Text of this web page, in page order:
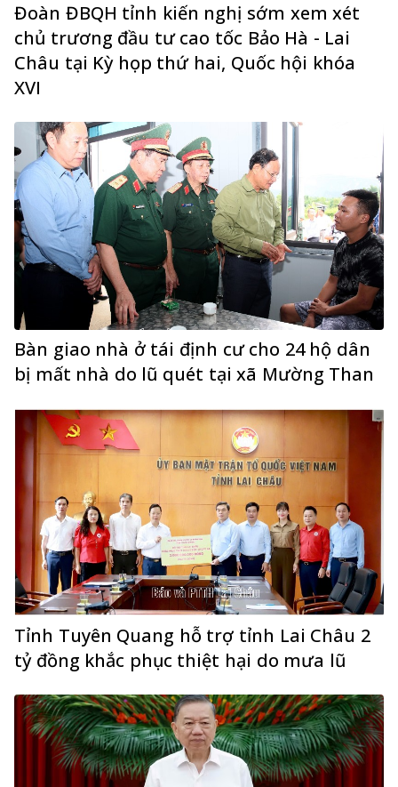
Đoàn ĐBQH tỉnh kiến nghị sớm xem xét
chủ trương đầu tư cao tốc Bảo Hà - Lai
Châu tại Kỳ họp thứ hai, Quốc hội khóa
XVI
Bàn giao nhà ở tái định cư cho 24 hộ dân
bị mất nhà do lũ quét tại xã Mường Than
Tỉnh Tuyên Quang hỗ trợ tỉnh Lai Châu 2
tỷ đồng khắc phục thiệt hại do mưa lũ